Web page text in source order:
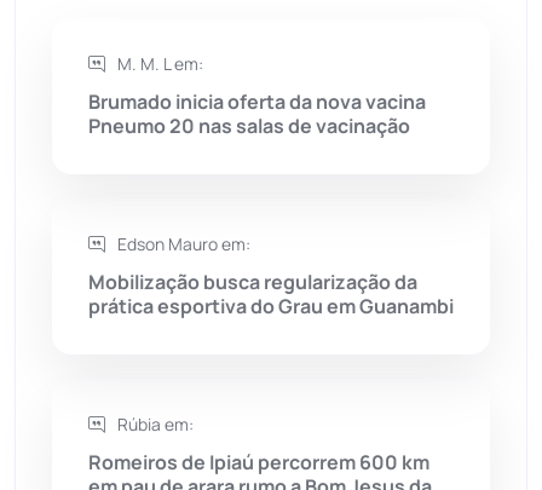
Rio de Contas
Rio do Antônio
Saúde
Seabra (50)
Sítio do Mato
M. M. L em:
Brumado inicia oferta da nova vacina
Pneumo 20 nas salas de vacinação
Edson Mauro em:
Mobilização busca regularização da
prática esportiva do Grau em Guanambi
Rúbia em:
Romeiros de Ipiaú percorrem 600 km